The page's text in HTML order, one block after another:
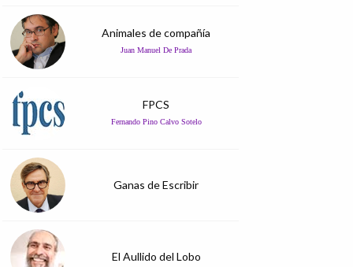
Animales de compañía
Juan Manuel De Prada
FPCS
Fernando Pino Calvo Sotelo
Ganas de Escribir
El Aullido del Lobo